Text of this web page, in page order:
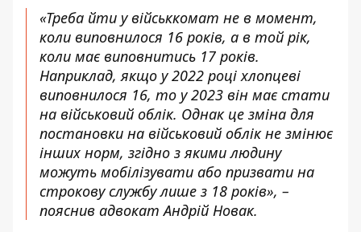
«Треба йти у військкомат не в момент,
коли виповнилося 16 років, а в той рік,
коли має виповнитись 17 років.
Наприклад, якщо у 2022 році хлопцеві
виповнилося 16, то у 2023 він має стати
на військовий облік. Однак це зміна для
постановки на військовий облік не змінює
інших норм, згідно з якими людину
можуть мобілізувати або призвати на
строкову службу лише з 18 років», –
пояснив адвокат Андрій Новак.